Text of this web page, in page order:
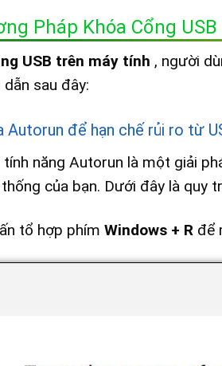
Pháp Khóa Cổng
USB trên máy tính , người
sau đây:
Autorun để hạn chế rủi ro từ
tính năng Autorun là một giải
thống của bạn. Dưới đây là quy
tổ hợp phím Windows + R để